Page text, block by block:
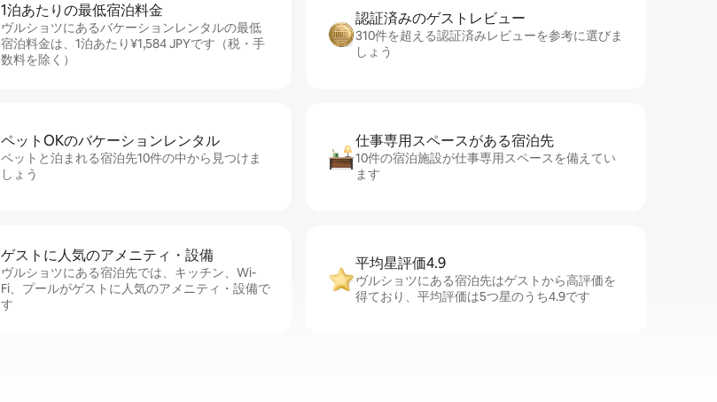
1泊あたりの最⁠低⁠宿⁠泊⁠料⁠金
ヴルショツにあるバケーションレンタルの最低
宿泊料金は、1泊あたり¥1,584 JPYです（税・手
数料を除く）
認証済みのゲ⁠ス⁠ト⁠レ⁠ビ⁠ュ⁠ー
310件を超える認証済みレビューを参考に選びま
しょう
ペットOKのバ⁠ケ⁠ー⁠シ⁠ョ⁠ンレ⁠ン⁠タ⁠ル
ペットと泊まれる宿泊先10件の中から見つけま
しょう
仕事専用ス⁠ペ⁠ー⁠スがあ⁠る宿⁠泊⁠先
10件の宿泊施設が仕事専用スペースを備えてい
ます
ゲストに人⁠気⁠のア⁠メ⁠ニ⁠テ⁠ィ・設⁠備
ヴルショツにある宿泊先では、キッチン、Wi-
Fi、プールがゲストに人気のアメニティ・設備で
す
平均星評価4.9
ヴルショツにある宿泊先はゲストから高評価を
得ており、平均評価は5つ星のうち4.9です